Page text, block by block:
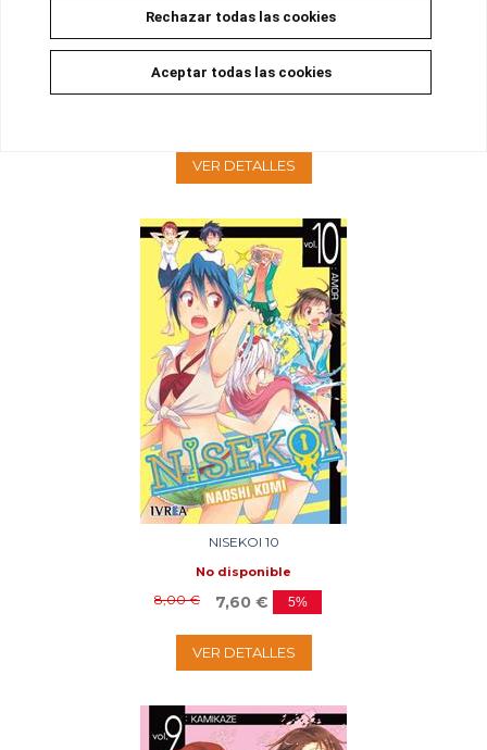
NISEKOI 11
VER DETALLES
NISEKOI 10
No disponible
8,00 € 7,60 € 5%
VER DETALLES
Rechazar todas las cookies
Aceptar todas las cookies